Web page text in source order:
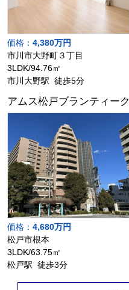
価格： 4,380万円
市川市大野町３丁目
3LDK/94.76㎡
市川大野駅 徒歩5分
アムス松戸ブランティーク
価格： 4,680万円
松戸市根本
3LDK/63.75㎡
松戸駅 徒歩3分